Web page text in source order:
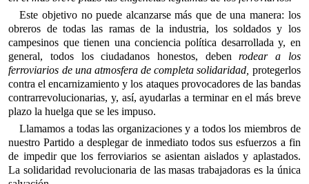
Este objetivo no puede alcanzarse más que de una manera: los
obreros de todas las ramas de la industria, los soldados y los
campesinos que tienen una conciencia política desarrollada y, en
general, todos los ciudadanos honestos, debenrodear a los
ferroviarios de una atmosfera de completa solidaridad, protegerlos
contra el encarnizamiento y los ataques provocadores de las bandas
contrarrevolucionarias, y, así, ayudarlas a terminar en el más breve
plazo la huelga que se les impuso.
Llamamos a todas las organizaciones y a todos los miembros de
nuestro Partido a desplegar de inmediato todos sus esfuerzos a fin
de impedir que los ferroviarios se asientan aislados y aplastados.
La solidaridad revolucionaria de las masas trabajadoras es la única